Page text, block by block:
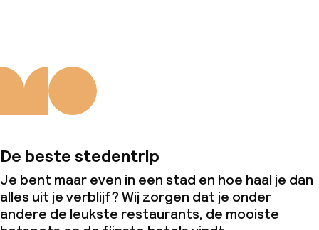
De beste stedentrip
Je bent maar even in een stad en hoe haal je dan
alles uit je verblijf? Wij zorgen dat je onder
andere de leukste restaurants, de mooiste